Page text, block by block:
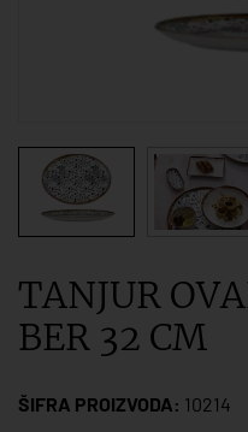
TANJUR
BER 32 CM
ŠIFRA PROIZVODA: 10214